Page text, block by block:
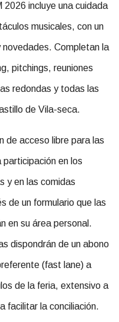
2026 incluye una cuidada
musicales, con un
Completan la
pitchings, reuniones
redondas y todas las
de Vila-seca.
de acceso libre para las
en los
y en las comidas
de un formulario que las
en su área personal.
dispondrán de un abono
(fast lane) a
de la feria, extensivo a
facilitar la conciliación.